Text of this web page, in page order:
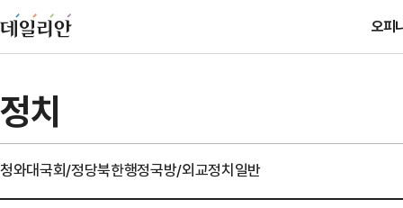
오피
정치
청와대국회/정당북한행정국방/외교정치일반